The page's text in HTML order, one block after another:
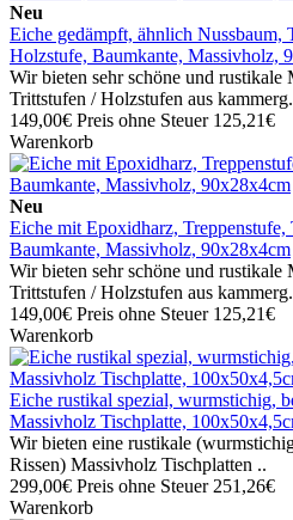
Neu
Eiche gedämpft, ähnlich Nussbaum,
Holzstufe, Baumkante, Massivholz,
Wir bieten sehr schöne und rustikale
Trittstufen / Holzstufen aus
149,00€ Preis ohne Steuer 125,21€
Warenkorb
Neu
Eiche mit Epoxidharz,
Baumkante, Massivholz, 90x28x4cm
Wir bieten sehr schöne und rustikale
Trittstufen / Holzstufen aus
149,00€ Preis ohne Steuer 125,21€
Warenkorb
Eiche rustikal spezial, wurmstichig,
Massivholz Tischplatte,
Wir bieten eine rustikale
Rissen) Massivholz Tischplatten ..
299,00€ Preis ohne Steuer 251,26€
Warenkorb